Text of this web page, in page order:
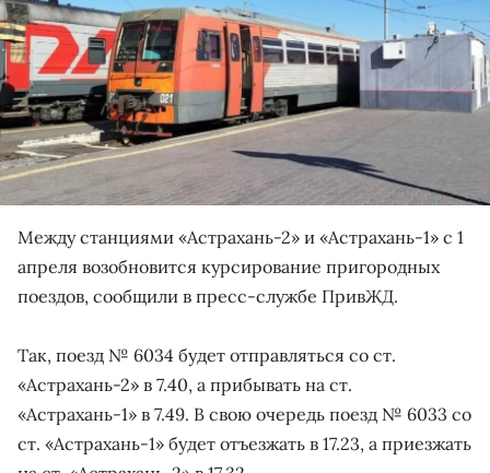
Между станциями «Астрахань-2» и «Астрахань-1» с 1
апреля возобновится курсирование пригородных
поездов, сообщили в пресс-службе ПривЖД.
Так, поезд № 6034 будет отправляться со ст.
«Астрахань-2» в 7.40, а прибывать на ст.
«Астрахань-1» в 7.49. В свою очередь поезд № 6033 со
ст. «Астрахань-1» будет отъезжать в 17.23, а приезжать